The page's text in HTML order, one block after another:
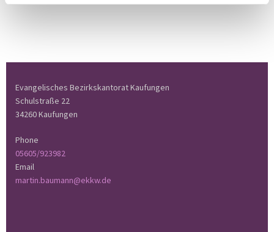
Evangelisches Bezirkskantorat Kaufungen
Schulstraße 22
34260 Kaufungen
Phone
05605/923982
Email
martin.baumann@ekkw.de